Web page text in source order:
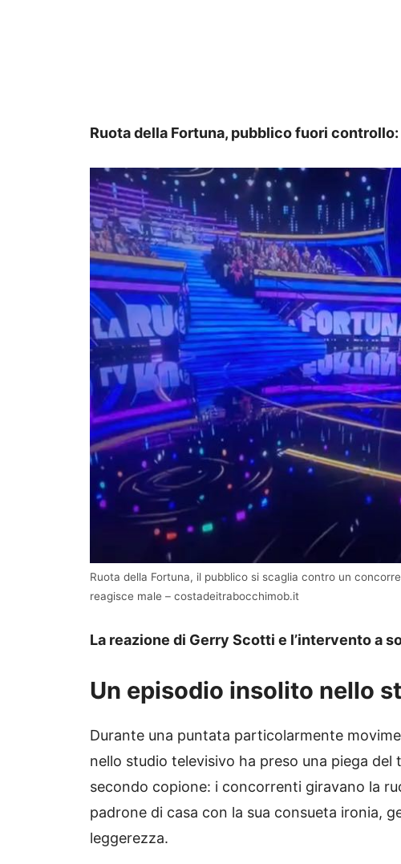
Ruota della Fortuna, pubblico fuori
Ruota della Fortuna, il pubblico si scaglia contro un
reagisce male – costadeitrabocchimob.it
La reazione di Gerry Scotti e l’intervento a
Un episodio insolito nello
Durante una puntata particolarmente
nello studio televisivo ha preso una piega
secondo copione: i concorrenti giravano la
padrone di casa con la sua consueta ironia,
leggerezza.